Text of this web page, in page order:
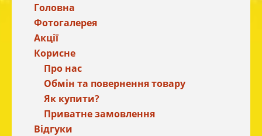
Головна
Фотогалерея
Акції
Корисне
Про нас
Обмін та повернення товару
Як купити?
Приватне замовлення
Відгуки